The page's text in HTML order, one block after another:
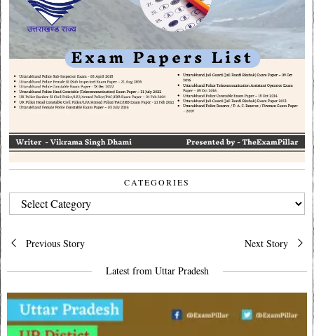
CATEGORIES
CATEGORIES
Post
navigation
Previous Story Next Story
Latest from Uttar Pradesh